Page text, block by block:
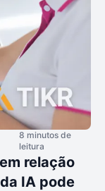
8 minutos de
leitura
relação
IA pode